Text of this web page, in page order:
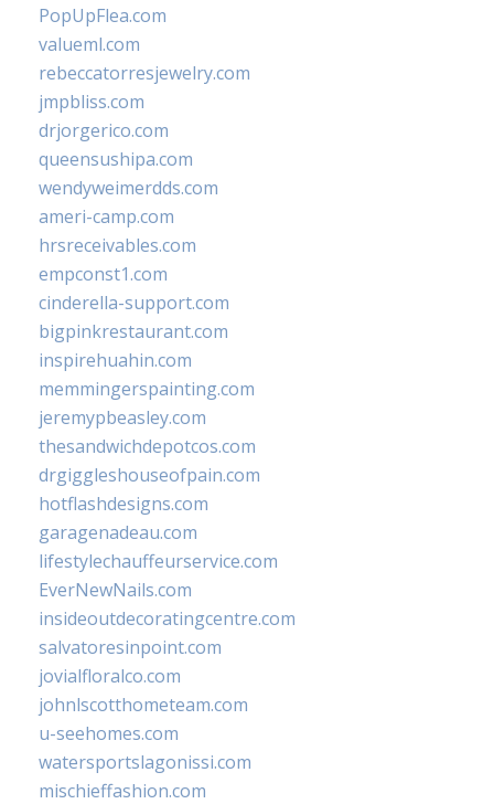
PopUpFlea.com
valueml.com
rebeccatorresjewelry.com
jmpbliss.com
drjorgerico.com
queensushipa.com
wendyweimerdds.com
ameri-camp.com
hrsreceivables.com
empconst1.com
cinderella-support.com
bigpinkrestaurant.com
inspirehuahin.com
memmingerspainting.com
jeremypbeasley.com
thesandwichdepotcos.com
drgiggleshouseofpain.com
hotflashdesigns.com
garagenadeau.com
lifestylechauffeurservice.com
EverNewNails.com
insideoutdecoratingcentre.com
salvatoresinpoint.com
jovialfloralco.com
johnlscotthometeam.com
u-seehomes.com
watersportslagonissi.com
mischieffashion.com